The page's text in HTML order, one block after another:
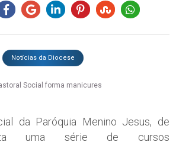
Notícias da Diocese
da Paróquia Menino Jesus, de
uma série de cursos